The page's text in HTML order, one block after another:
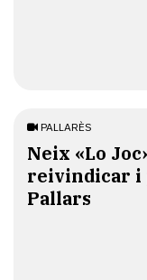
PALLARÈS
​Neix «Lo
reivindicar i
Pallars